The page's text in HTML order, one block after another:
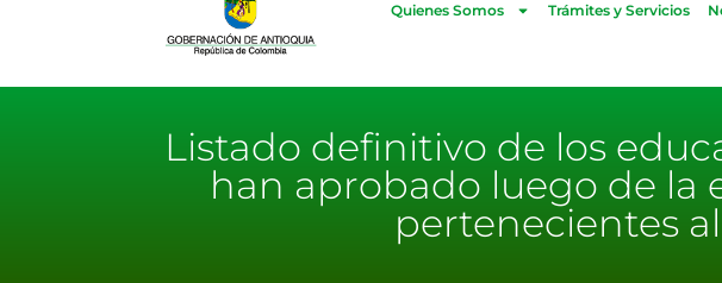
Quienes Somos Trámites y Servicios
Listado definitivo de los
han aprobado luego de la
pertenecientes